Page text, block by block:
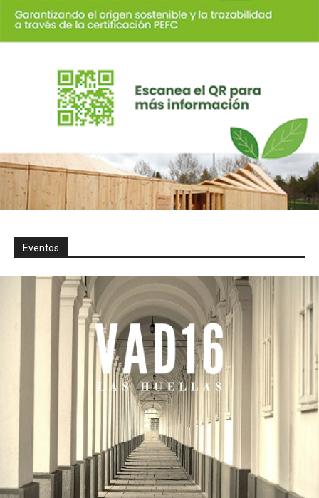
Eventos